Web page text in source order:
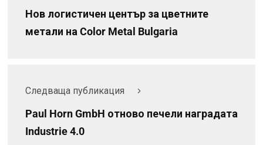
Нов логистичен център за цветните
метали на Color Metal Bulgaria
Следваща публикация
Paul Horn GmbH отново печели наградата
Industrie 4.0